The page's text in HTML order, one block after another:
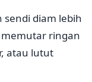
sendi diam lebih
ringan
atau lutut